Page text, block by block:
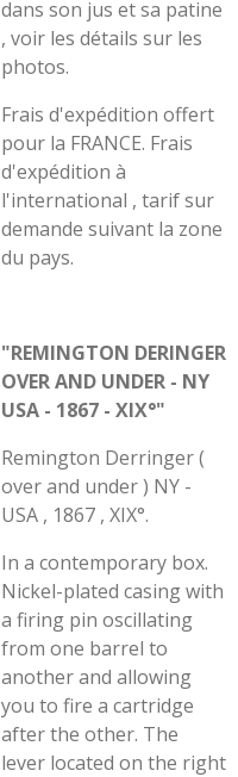
dans son jus et sa patine
, voir les détails sur les
photos.
Frais d'expédition offert
pour la FRANCE. Frais
d'expédition à
l'international , tarif sur
demande suivant la zone
du pays.
"REMINGTON DERINGER
OVER AND UNDER - NY
USA - 1867 - XIX°"
Remington Derringer (
over and under ) NY -
USA , 1867 , XIX°.
In a contemporary box.
Nickel-plated casing with
a firing pin oscillating
from one barrel to
another and allowing
you to fire a cartridge
after the other. The
lever located on the right